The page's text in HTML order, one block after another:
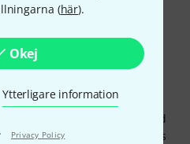
(här).
Okej
Ytterligare information
· Privacy Policy
27.06.2014
in the world wide web.
to read, notifications are
too. You get all lines you need
to work out the best songs